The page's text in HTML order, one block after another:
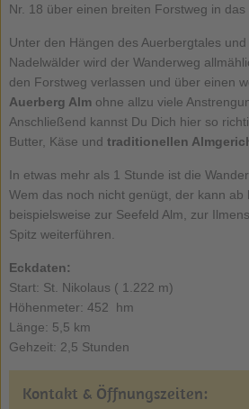
Nr. 18 über einen breiten Forstweg in das
Unter den Hängen des Auerbergtales
Nadelwälder wird der Wanderweg
den Forstweg verlassen und über einen
Auerberg Almohne allzu viele
Anschließend kannst Du Dich hier so
Butter, Käse und traditionellen
In etwas mehr als 1 Stunde ist die
Wem das noch nicht genügt, der kann ab
beispielsweise zur Seefeld Alm, zur
Spitz weiterführen.
Eckdaten:
Start: St. Nikolaus ( 1.222 m)
Höhenmeter: 452 hm
Länge: 5,5 km
Gehzeit: 2,5 Stunden
Kontakt & Öffnungszeiten: